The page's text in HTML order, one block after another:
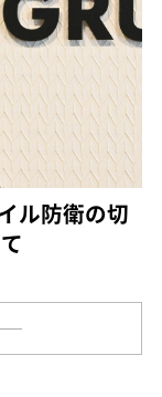
ル防衛の切